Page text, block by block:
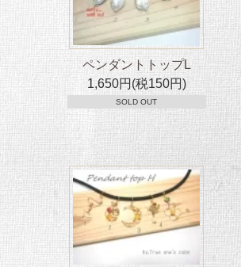
ペンダントトップL
1,650円(税150円)
SOLD OUT